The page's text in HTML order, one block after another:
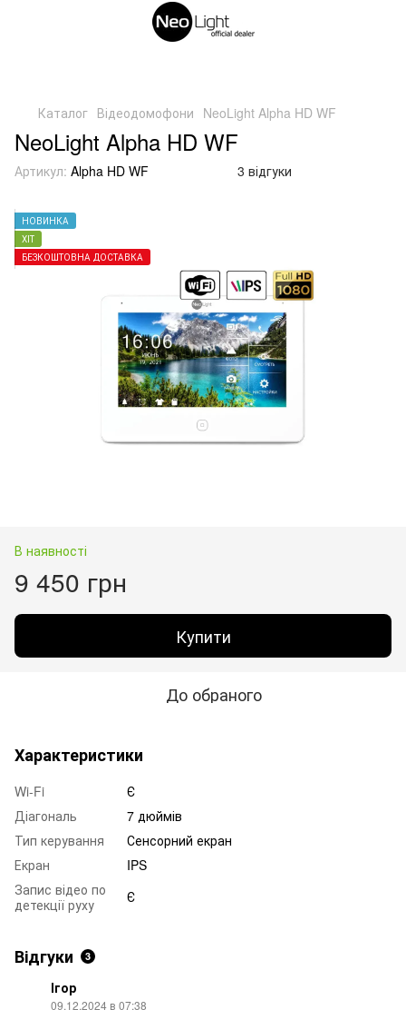
Каталог Відеодомофони NeoLight Alpha HD WF
NeoLight Alpha HD WF
Артикул: Alpha HD WF 3 відгуки
НОВИНКА
ХІТ
БЕЗКОШТОВНА ДОСТАВКА
В наявності
9 450 грн
Купити
До обраного
Характеристики
Wi-Fi
Є
Діагональ
7 дюймів
Тип керування
Сенсорний екран
Екран
IPS
Запис відео по
детекції руху
Є
Відгуки 3
Ігор
09.12.2024 в 07:38